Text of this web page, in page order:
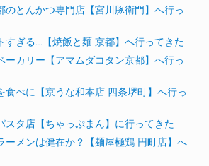
のとんかつ専門店【宮川豚衛門】へ行っ
すぎる…【焼飯と麺 京都】へ行ってきた
ーカリー【アマムダコタン京都】へ行っ
食べに【京うな和本店 四条堺町】へ行っ
スタ店【ちゃっぷまん】に行ってきた
ーメンは健在か？【麺屋極鶏 円町店】へ